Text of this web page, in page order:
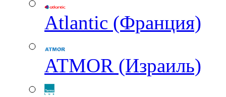
Atlantic (Франция)
ATMOR (Израиль)